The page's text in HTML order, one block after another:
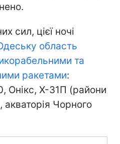
сил, цієї ночі
область
та
ракетами:
Онікс, Х-31П (райони
Чорного